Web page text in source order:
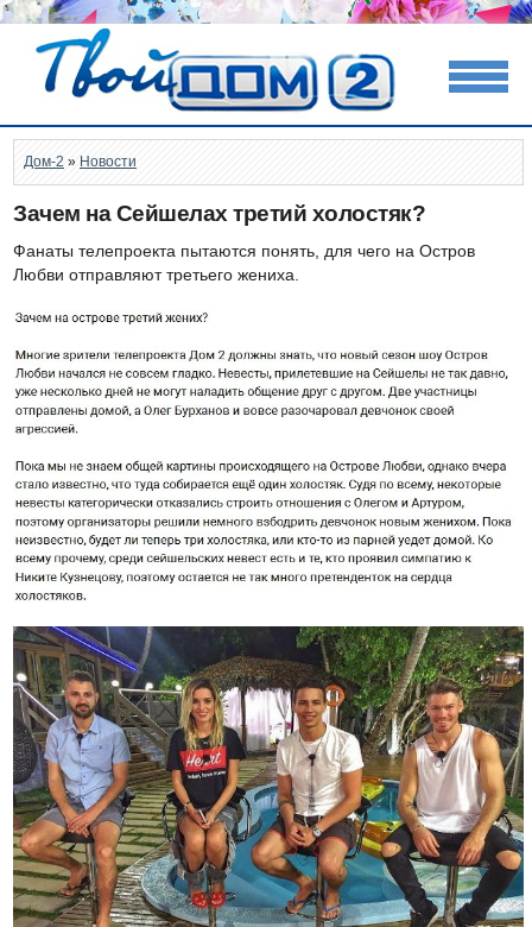
Дом-2 » Новости
Зачем на Сейшелах третий холостяк?
Фанаты телепроекта пытаются понять, для чего на Остров
Любви отправляют третьего жениха.